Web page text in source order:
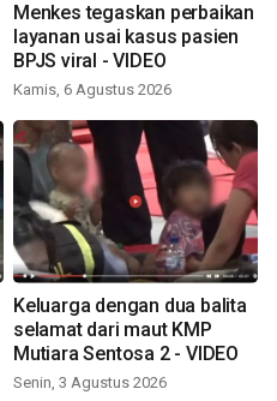
Menkes tegaskan perbaikan
layanan usai kasus pasien
BPJS viral - VIDEO
Kamis, 6 Agustus 2026
Keluarga dengan dua balita
selamat dari maut KMP
Mutiara Sentosa 2 - VIDEO
Senin, 3 Agustus 2026